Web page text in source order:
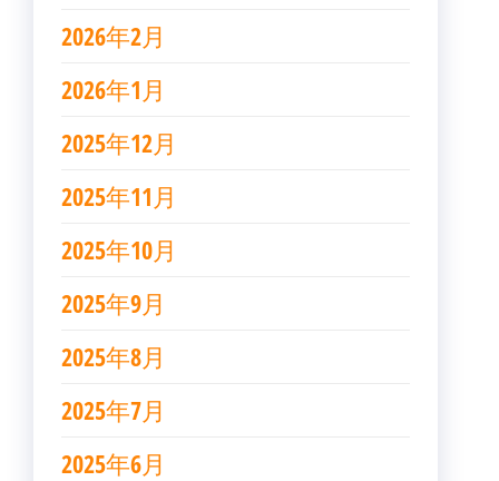
2026年2月
2026年1月
2025年12月
2025年11月
2025年10月
2025年9月
2025年8月
2025年7月
2025年6月